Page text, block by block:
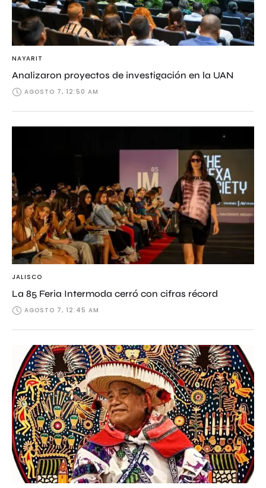
NAYARIT
Analizaron proyectos de investigación en la UAN
AGOSTO 7, 12:50 AM
JALISCO
La 85 Feria Intermoda cerró con cifras récord
AGOSTO 7, 12:45 AM